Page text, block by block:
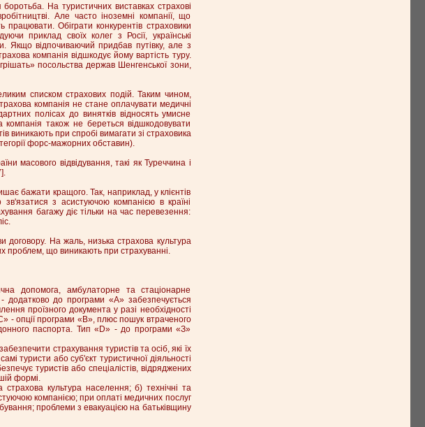
На туристичних виставках страхові
Але часто іноземні компанії, що
працювати. Обіграти конкурентів страховики
приклад своїх колег з Росії, українські
Якщо відпочиваючий придбав путівку, але з
компанія відшкодує йому вартість туру.
посольства держав Шенгенської зони,
списком страхових подій. Таким чином,
компанія не стане оплачувати медичні
полісах до винятків відносять умисне
компанія також не береться відшкодовувати
виникають при спробі вимагати зі страховика
форс-мажорних обставин).
масового відвідування, такі як Туреччина і
бажати кращого. Так, наприклад, у клієнтів
з асистуючою компанією в країні
багажу діє тільки на час перевезення:
договору. На жаль, низька страхова культура
проблем, що виникають при страхуванні.
допомога, амбулаторне та стаціонарне
додатково до програми «А» забезпечується
проїзного документа у разі необхідності
- опції програми «В», плюс пошук втраченого
паспорта. Тип «D» - до програми «З»
страхування туристів та осіб, які їх
туристи або суб'єкт туристичної діяльності
туристів або спеціалістів, відряджених
формі.
культура населення; б) технічні та
компанією; при оплаті медичних послуг
проблеми з евакуацією на батьківщину